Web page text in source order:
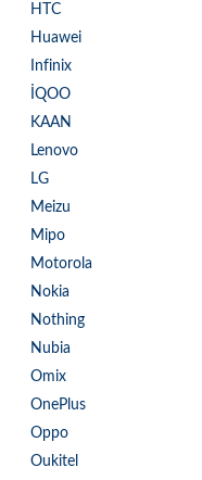
HTC
Huawei
Infinix
İQOO
KAAN
Lenovo
LG
Meizu
Mipo
Motorola
Nokia
Nothing
Nubia
Omix
OnePlus
Oppo
Oukitel